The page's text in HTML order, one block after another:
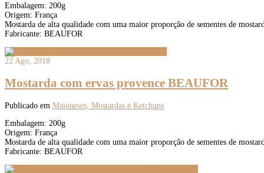
Embalagem: 200g
Origem: França
Mostarda de alta qualidade com uma maior proporção de sementes de
Fabricante: BEAUFOR
22 Ago, 2018
Mostarda com ervas provence BEAUFOR
Publicado em Maioneses, Mostardas e Ketchups
Embalagem: 200g
Origem: França
Mostarda de alta qualidade com uma maior proporção de sementes de
Fabricante: BEAUFOR